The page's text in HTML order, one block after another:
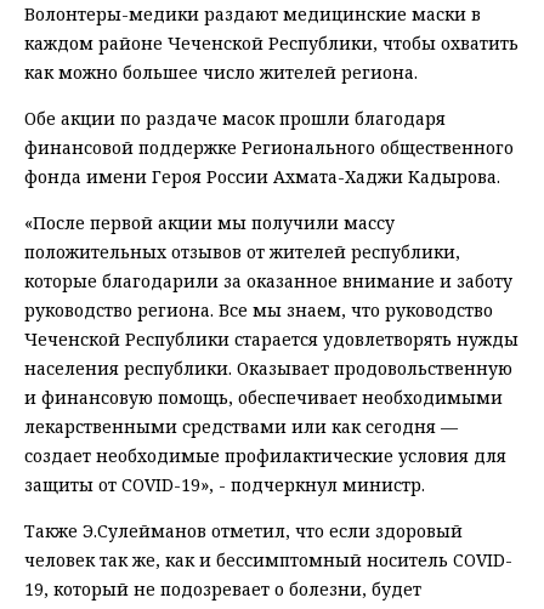
Волонтеры-медики раздают медицинские маски в
каждом районе Чеченской Республики, чтобы охватить
как можно большее число жителей региона.
Обе акции по раздаче масок прошли благодаря
финансовой поддержке Регионального общественного
фонда имени Героя России Ахмата-Хаджи Кадырова.
«После первой акции мы получили массу
положительных отзывов от жителей республики,
которые благодарили за оказанное внимание и заботу
руководство региона. Все мы знаем, что руководство
Чеченской Республики старается удовлетворять нужды
населения республики. Оказывает продовольственную
и финансовую помощь, обеспечивает необходимыми
лекарственными средствами или как сегодня —
создает необходимые профилактические условия для
защиты от COVID-19», - подчеркнул министр.
Также Э.Сулейманов отметил, что если здоровый
человек так же, как и бессимптомный носитель COVID-
19, который не подозревает о болезни, будет